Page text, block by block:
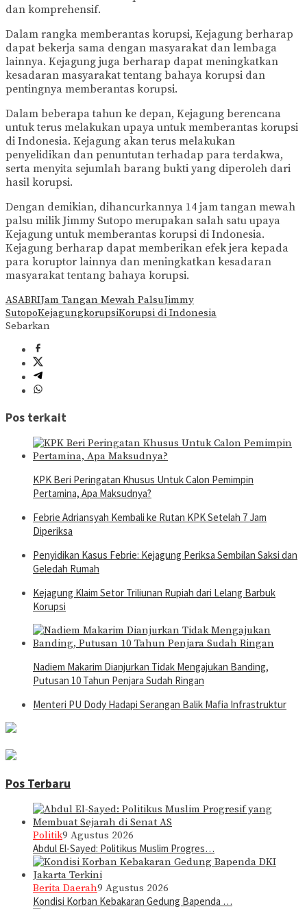
dan komprehensif.
Dalam rangka memberantas korupsi, Kejagung berharap
dapat bekerja sama dengan masyarakat dan lembaga
lainnya. Kejagung juga berharap dapat meningkatkan
kesadaran masyarakat tentang bahaya korupsi dan
pentingnya memberantas korupsi.
Dalam beberapa tahun ke depan, Kejagung berencana
untuk terus melakukan upaya untuk memberantas korupsi
di Indonesia. Kejagung akan terus melakukan
penyelidikan dan penuntutan terhadap para terdakwa,
serta menyita sejumlah barang bukti yang diperoleh dari
hasil korupsi.
Dengan demikian, dihancurkannya 14 jam tangan mewah
palsu milik Jimmy Sutopo merupakan salah satu upaya
Kejagung untuk memberantas korupsi di Indonesia.
Kejagung berharap dapat memberikan efek jera kepada
para koruptor lainnya dan meningkatkan kesadaran
masyarakat tentang bahaya korupsi.
ASABRIJam Tangan Mewah PalsuJimmy
SutopoKejagungkorupsiKorupsi di Indonesia
Sebarkan
Pos terkait
KPK Beri Peringatan Khusus Untuk Calon Pemimpin
Pertamina, Apa Maksudnya?
Febrie Adriansyah Kembali ke Rutan KPK Setelah 7 Jam
Diperiksa
Penyidikan Kasus Febrie: Kejagung Periksa Sembilan Saksi dan
Geledah Rumah
Kejagung Klaim Setor Triliunan Rupiah dari Lelang Barbuk
Korupsi
Nadiem Makarim Dianjurkan Tidak Mengajukan Banding,
Putusan 10 Tahun Penjara Sudah Ringan
Menteri PU Dody Hadapi Serangan Balik Mafia Infrastruktur
Pos Terbaru
Politik9 Agustus 2026
Abdul El-Sayed: Politikus Muslim Progres…
Berita Daerah9 Agustus 2026
Kondisi Korban Kebakaran Gedung Bapenda …